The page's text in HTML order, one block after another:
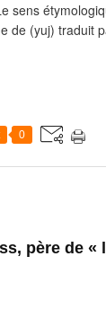
sens
de (yuj) traduit
0
père de «